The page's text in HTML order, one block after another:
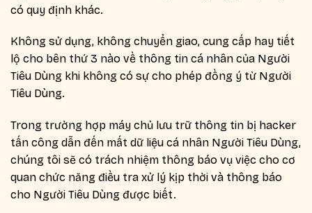
có quy định khác.
Không sử dụng, không chuyển giao, cung cấp hay tiết
lộ cho bên thứ 3 nào về thông tin cá nhân của Người
Tiêu Dùng khi không có sự cho phép đồng ý từ Người
Tiêu Dùng.
Trong trường hợp máy chủ lưu trữ thông tin bị hacker
tấn công dẫn đến mất dữ liệu cá nhân Người Tiêu Dùng,
chúng tôi sẽ có trách nhiệm thông báo vụ việc cho cơ
quan chức năng điều tra xử lý kịp thời và thông báo
cho Người Tiêu Dùng được biết.